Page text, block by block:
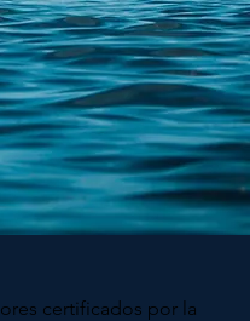
certificados por la